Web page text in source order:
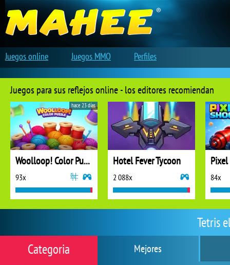
Tetris
Mejores
Categoria
Juegos para sus reflejos online - los editores recomiendan
Woolloop! Color Puzzle
93x
hace 23 días
Hotel Fever Tycoon
2 088x 84x
Juegos online Juegos MMO Perfiles